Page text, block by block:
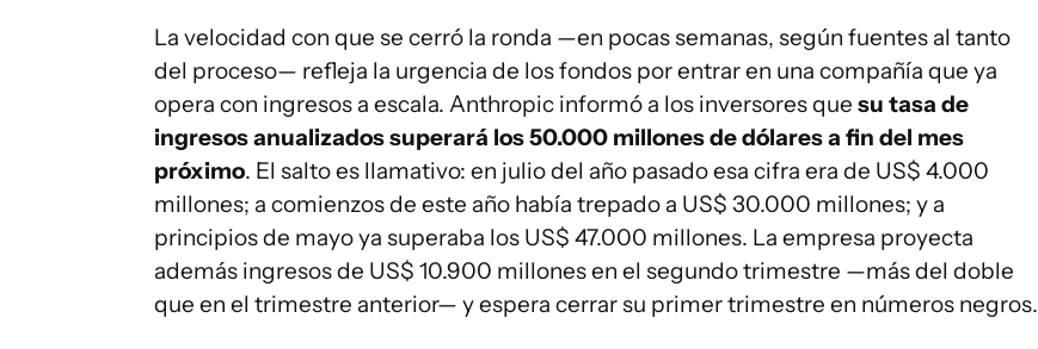
La velocidad con que se cerró la ronda —en pocas semanas, según fuentes al tanto
del proceso— refleja la urgencia de los fondos por entrar en una compañía que ya
opera con ingresos a escala. Anthropic informó a los inversores que su tasa de
ingresos anualizados superará los 50.000 millones de dólares a fin del mes
próximo. El salto es llamativo: en julio del año pasado esa cifra era de US$ 4.000
millones; a comienzos de este año había trepado a US$ 30.000 millones; y a
principios de mayo ya superaba los US$ 47.000 millones. La empresa proyecta
además ingresos de US$ 10.900 millones en el segundo trimestre —más del doble
que en el trimestre anterior— y espera cerrar su primer trimestre en números negros.